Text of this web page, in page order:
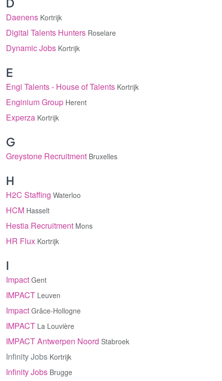
Daenens Kortrijk
Digital Talents Hunters Roselare
Dynamic Jobs Kortrijk
E
Engi Talents - House of Talents Kortrijk
Enginium Group Herent
Experza Kortrijk
G
Greystone Recruitment Bruxelles
H
H2C Staffing Waterloo
HCM Hasselt
Hestia Recruitment Mons
HR Flux Kortrijk
I
Impact Gent
IMPACT Leuven
Impact Grâce-Hollogne
IMPACT La Louvière
IMPACT Antwerpen Noord Stabroek
Infinity Jobs Kortrijk
Infinity Jobs Brugge